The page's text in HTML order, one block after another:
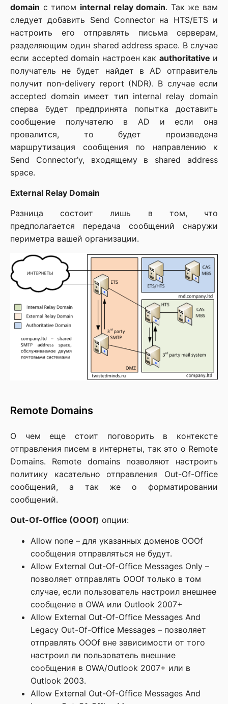
domain с типом internal relay domain. Так же вам
следует добавить Send Connector на HTS/ETS и
настроить его отправлять письма серверам,
разделяющим один shared address space. В случае
если accepted domain настроен как authoritative и
получатель не будет найдет в AD отправитель
получит non-delivery report (NDR). В случае если
accepted domain имеет тип internal relay domain
сперва будет предпринята попытка доставить
сообщение получателю в AD и если она
провалится, то будет произведена
маршрутизация сообщения по направлению к
Send Connector’у, входящему в shared address
space.
External Relay Domain
Разница состоит лишь в том, что
предполагается передача сообщений снаружи
периметра вашей организации.
Remote Domains
О чем еще стоит поговорить в контексте
отправления писем в интернеты, так это о Remote
Domains. Remote domains позволяют настроить
политику касательно отправления Out-Of-Office
сообщений, а так же о форматировании
сообщений.
Out-Of-Office (OOOf) опции:
Allow none – для указанных доменов OOOf
сообщения отправляться не будут.
Allow External Out-Of-Office Messages Only –
позволяет отправлять OOOf только в том
случае, если пользователь настроил внешнее
сообщение в OWA или Outlook 2007+
Allow External Out-Of-Office Messages And
Legacy Out-Of-Office Messages – позволяет
отправлять OOOf вне зависимости от того
настроил ли пользователь внешние
сообщения в OWA/Outlook 2007+ или в
Outlook 2003.
Allow External Out-Of-Office Messages And